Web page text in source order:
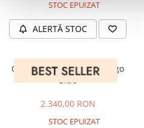
STOC EPUIZAT
ALERTĂ STOC
Orgreen Shock 78-70 Indigo
Blue
2.340,00 RON
STOC EPUIZAT